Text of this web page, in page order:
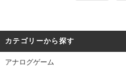
カテゴリーから探す
アナログゲーム